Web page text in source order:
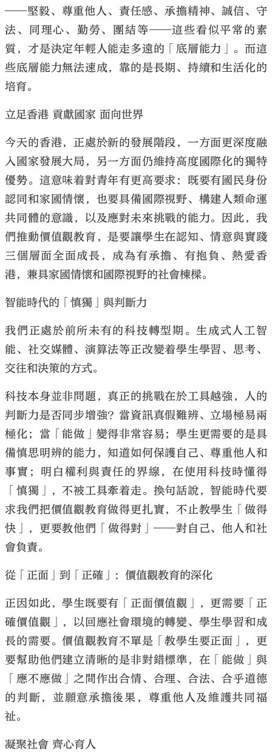
——堅毅、尊重他人、責任感、承擔精神、誠信、守
法、同理心、勤勞、團結等——這些看似平常的素
質，才是決定年輕人能走多遠的「底層能力」。而這
些底層能力無法速成，靠的是長期、持續和生活化的
培育。
立足香港 貢獻國家 面向世界
今天的香港，正處於新的發展階段，一方面更深度融
入國家發展大局，另一方面仍維持高度國際化的獨特
優勢。這意味着對青年有更高要求：既要有國民身份
認同和家國情懷，也要具備國際視野、構建人類命運
共同體的意識，以及應對未來挑戰的能力。因此，我
們推動價值觀教育，是要讓學生在認知、情意與實踐
三個層面全面成長，成為有承擔、有抱負、熱愛香
港，兼具家國情懷和國際視野的社會棟樑。
智能時代的「慎獨」與判斷力
我們正處於前所未有的科技轉型期。生成式人工智
能、社交媒體、演算法等正改變着學生學習、思考、
交往和決策的方式。
科技本身並非問題，真正的挑戰在於工具越強，人的
判斷力是否同步增強？當資訊真假難辨、立場極易兩
極化；當「能做」變得非常容易；學生更需要的是具
備慎思明辨的能力，知道如何保護自己、尊重他人和
事實；明白權利與責任的界線，在使用科技時懂得
「慎獨」，不被工具牽着走。換句話說，智能時代要
求我們把價值觀教育做得更扎實，不止教學生「做得
快」，更要教他們「做得對」——對自己、他人和社
會負責。
從「正面」到「正確」：價值觀教育的深化
正因如此，學生既要有「正面價值觀」，更需要「正
確價值觀」，以回應社會環境的轉變、學生學習和成
長的需要。價值觀教育不單是「教學生要正面」，更
要幫助他們建立清晰的是非對錯標準，在「能做」與
「應不應做」之間作出合情、合理、合法、合乎道德
的判斷，並願意承擔後果，尊重他人及維護共同福
祉。
凝聚社會 齊心育人